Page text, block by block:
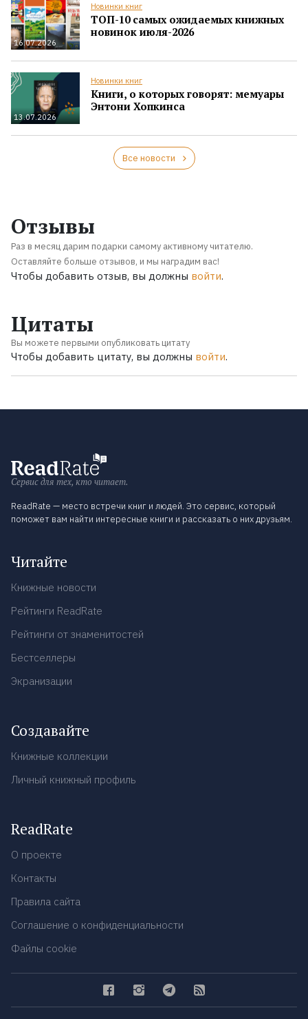
16.07.2026
Новинки книг
ТОП-10 самых ожидаемых книжных
новинок июля-2026
13.07.2026
Новинки книг
Книги, о которых говорят: мемуары
Энтони Хопкинса
Все новости
Отзывы
Раз в месяц дарим подарки самому активному читателю.
Оставляйте больше отзывов, и мы наградим вас!
Чтобы добавить отзыв, вы должны войти.
Цитаты
Вы можете первыми опубликовать цитату
Чтобы добавить цитату, вы должны войти.
Сервис для тех, кто читает.
ReadRate — место встречи книг и людей. Это сервис, который
поможет вам найти интересные книги и рассказать о них друзьям.
Читайте
Книжные новости
Рейтинги ReadRate
Рейтинги от знаменитостей
Бестселлеры
Экранизации
Создавайте
Книжные коллекции
Личный книжный профиль
ReadRate
О проекте
Контакты
Правила сайта
Соглашение о конфиденциальности
Файлы cookie